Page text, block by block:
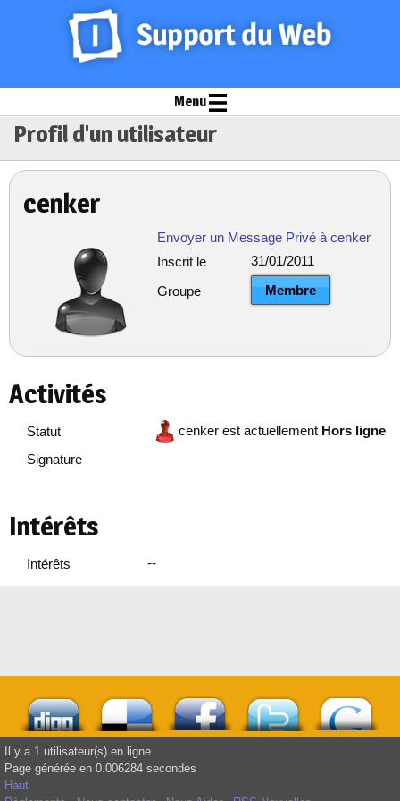
Menu
Profil d'un utilisateur
cenker
Envoyer un Message Privé à cenker
Inscrit le
31/01/2011
Groupe Membre
Activités
Statut cenker est actuellement Hors ligne
Signature
Intérêts
Intérêts --
Il y a 1 utilisateur(s) en ligne
Page générée en 0.006284 secondes
Haut